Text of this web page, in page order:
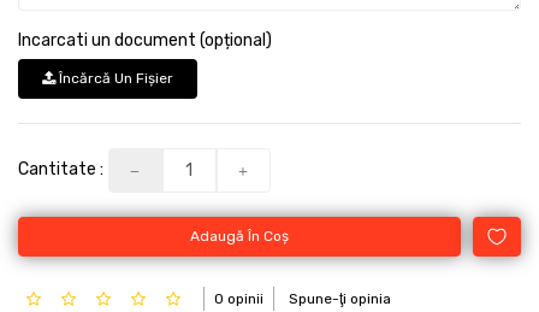
Incarcati un document (opțional)
Încărcă Un Fişier
Cantitate :
Adaugă În Coş
0 opinii Spune-ţi opinia